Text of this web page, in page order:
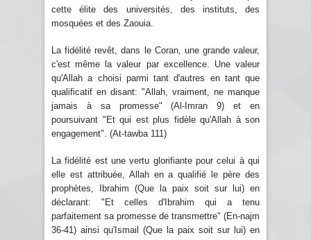
cette élite des universités, des instituts, des
mosquées et des Zaouia.
La fidélité revêt, dans le Coran, une grande valeur,
c'est même la valeur par excellence. Une valeur
qu'Allah a choisi parmi tant d'autres en tant que
qualificatif en disant: "Allah, vraiment, ne manque
jamais à sa promesse" (Al-Imran 9) et en
poursuivant "Et qui est plus fidèle qu'Allah à son
engagement". (At-tawba 111)
La fidélité est une vertu glorifiante pour celui à qui
elle est attribuée, Allah en a qualifié le père des
prophètes, Ibrahim (Que la paix soit sur lui) en
déclarant: "Et celles d'Ibrahim qui a tenu
parfaitement sa promesse de transmettre" (En-najm
36-41) ainsi qu'Ismail (Que la paix soit sur lui) en